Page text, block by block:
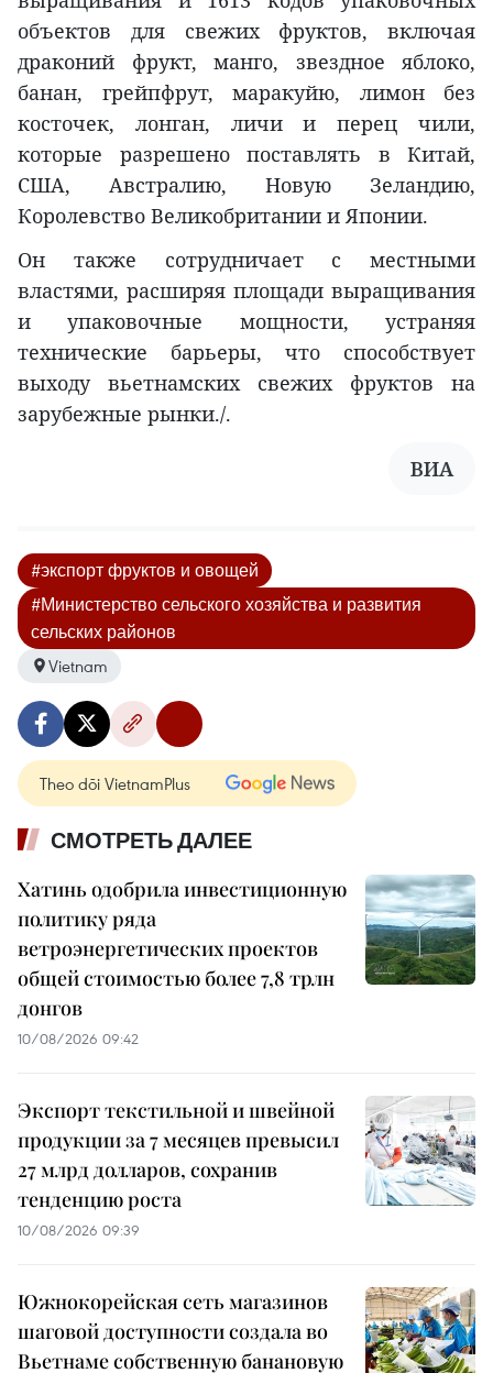
объектов для свежих фруктов, включая
драконий фрукт, манго, звездное яблоко,
банан, грейпфрут, маракуйю, лимон без
косточек, лонган, личи и перец чили,
которые разрешено поставлять в Китай,
США, Австралию, Новую Зеландию,
Королевство Великобритании и Японии.
Он также сотрудничает с местными
властями, расширяя площади выращивания
и упаковочные мощности, устраняя
технические барьеры, что способствует
выходу вьетнамских свежих фруктов на
зарубежные рынки./.
ВИА
#экспорт фруктов и овощей
#Министерство сельского хозяйства и развития
сельских районов
Vietnam
Theo dõi VietnamPlus
СМОТРЕТЬ ДАЛЕЕ
Хатинь одобрила инвестиционную
политику ряда
ветроэнергетических проектов
общей стоимостью более 7,8 трлн
донгов
10/08/2026 09:42
Экспорт текстильной и швейной
продукции за 7 месяцев превысил
27 млрд долларов, сохранив
тенденцию роста
10/08/2026 09:39
Южнокорейская сеть магазинов
шаговой доступности создала во
Вьетнаме собственную банановую